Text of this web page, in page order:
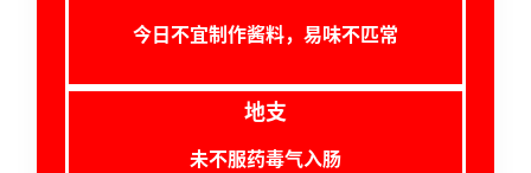
今日不宜制作酱料，易味不匹常
地支
未不服药毒气入肠